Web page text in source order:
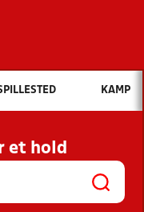
vil du søge efter?
OG NYHEDER
KLUBBER OG
KAMP
et hold